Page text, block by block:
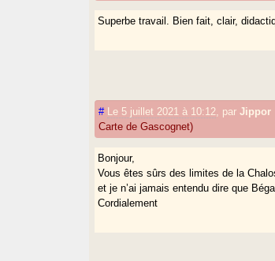
Superbe travail. Bien fait, clair,
# Le 5 juillet 2021 à 10:12 parJippor
Carte de Gascognet)
Bonjour,
Vous êtes sûrs des limites de la
et je n’ai jamais entendu dire que
Cordialement